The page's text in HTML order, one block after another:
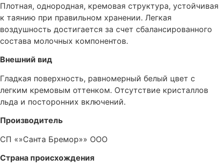
Плотная, однородная, кремовая структура, устойчивая
к таянию при правильном хранении. Легкая
воздушность достигается за счет сбалансированного
состава молочных компонентов.
Внешний вид
Гладкая поверхность, равномерный белый цвет с
легким кремовым оттенком. Отсутствие кристаллов
льда и посторонних включений.
Производитель
СП «»Санта Бремор»» ООО
Страна происхождения